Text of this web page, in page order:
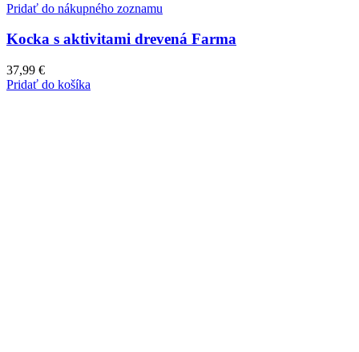
Pridať do nákupného zoznamu
Kocka s aktivitami drevená Farma
37,99 €
Pridať do košíka